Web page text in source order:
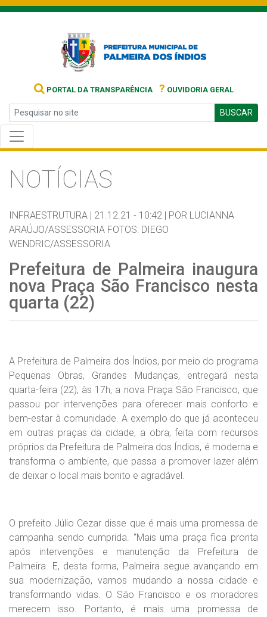
PORTAL DA TRANSPARÊNCIA ? OUVIDORIA GERAL
BUSCAR
NOTÍCIAS
INFRAESTRUTURA | 21.12.21 - 10:42 | POR LUCIANNA
ARAÚJO/ASSESSORIA FOTOS: DIEGO
WENDRIC/ASSESSORIA
Prefeitura de Palmeira inaugura
nova Praça São Francisco nesta
quarta (22)
A Prefeitura de Palmeira dos Índios, por meio do programa
Pequenas Obras, Grandes Mudanças, entregará nesta
quarta-feira (22), às 17h, a nova Praça São Francisco, que
passou por intervenções para oferecer mais conforto e
bem-estar à comunidade. A exemplo do que já aconteceu
em outras praças da cidade, a obra, feita com recursos
próprios da Prefeitura de Palmeira dos Índios, é moderna e
transforma o ambiente, que passa a promover lazer além
de deixar o local mais bonito e agradável.
O prefeito Júlio Cezar disse que é mais uma promessa de
campanha sendo cumprida. “Mais uma praça fica pronta
após intervenções e manutenção da Prefeitura de
Palmeira. E, desta forma, Palmeira segue avançando em
sua modernização, vamos mudando a nossa cidade e
transformando vidas. O São Francisco e os moradores
merecem isso. Portanto, é mais uma promessa de